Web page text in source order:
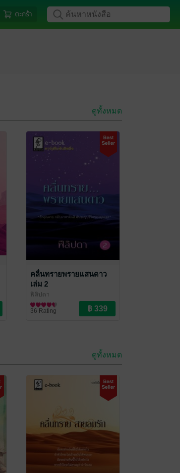
ตะกร้า
ดูทั้งหมด
คลื่นทรายพรายแสนดาว
เล่ม 2
ฟีลิปดา
นิยายรัก
36 Rating
ดูทั้งหมด